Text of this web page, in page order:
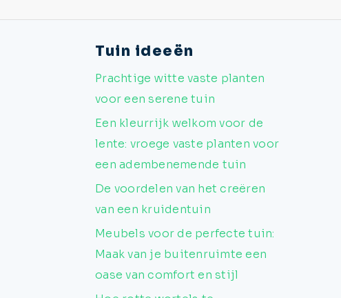
Tuin ideeën
Prachtige witte vaste planten
voor een serene tuin
Een kleurrijk welkom voor de
lente: vroege vaste planten voor
een adembenemende tuin
De voordelen van het creëren
van een kruidentuin
Meubels voor de perfecte tuin:
Maak van je buitenruimte een
oase van comfort en stijl